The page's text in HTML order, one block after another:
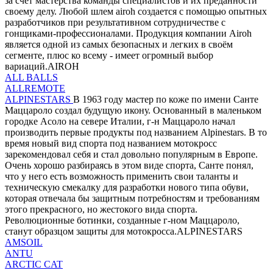
своему делу. Любой шлем airoh создается с помощью опытных
разработчиков при результативном сотрудничестве с
гонщиками-профессионалами. Продукция компании Airoh
является одной из самых безопасных и легких в своём
сегменте, плюс ко всему - имеет огромный выбор
вариаций.AIROH
ALL BALLS
ALLREMOTE
ALPINESTARS В 1963 году мастер по коже по имени Санте
Маццароло создал будущую икону. Основанный в маленьком
городке Асоло на севере Италии, г-н Маццароло начал
производить первые продукты под названием Alpinestars. В то
время новый вид спорта под названием мотокросс
зарекомендовал себя и стал довольно популярным в Европе.
Очень хорошо разбираясь в этом виде спорта, Санте понял,
что у него есть возможность применить свои таланты и
техническую смекалку для разработки нового типа обуви,
которая отвечала бы защитным потребностям и требованиям
этого прекрасного, но жестокого вида спорта.
Революционные ботинки, созданные г-ном Маццароло,
станут образцом защиты для мотокросса.ALPINESTARS
AMSOIL
ANTU
ARCTIC CAT